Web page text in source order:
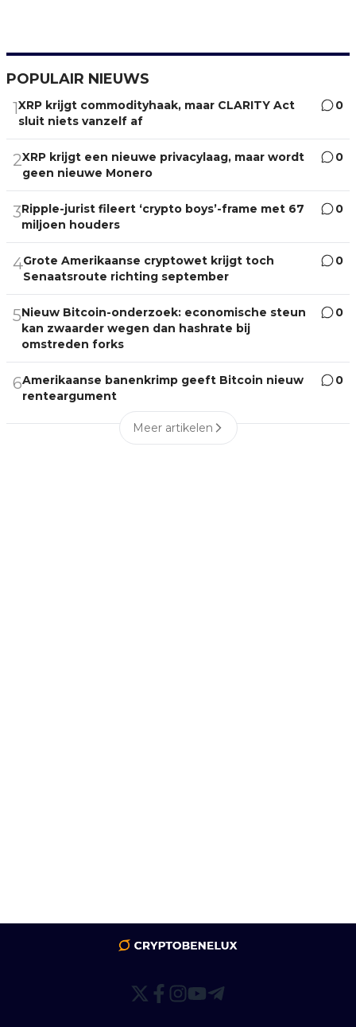
POPULAIR NIEUWS
1XRP krijgt commodityhaak, maar CLARITY Act
sluit niets vanzelf af
0
2XRP krijgt een nieuwe privacylaag, maar wordt
geen nieuwe Monero
0
3Ripple-jurist fileert ‘crypto boys’-frame met 67
miljoen houders
0
4Grote Amerikaanse cryptowet krijgt toch
Senaatsroute richting september
0
5Nieuw Bitcoin-onderzoek: economische steun
kan zwaarder wegen dan hashrate bij
omstreden forks
0
6Amerikaanse banenkrimp geeft Bitcoin nieuw
renteargument
0
Meer artikelen